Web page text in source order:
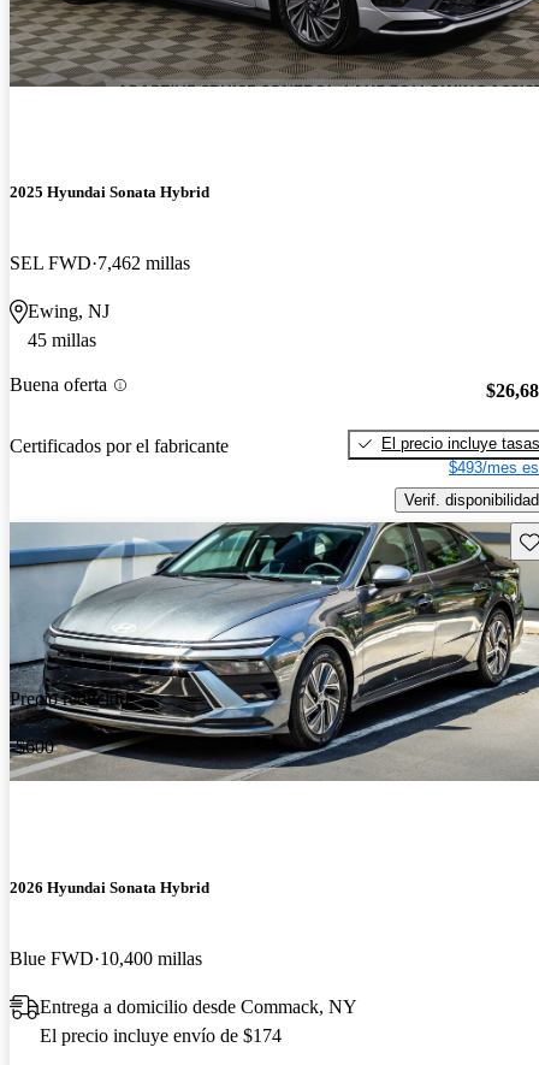
2025 Hyundai Sonata Hybrid
SEL FWD 7,462 millas
Ewing, NJ
45 millas
Buena oferta
Certificados por el fabricante
El precio incluye tasas
$493/mes
Verif. disponibilidad
Precio reducido
-$600
2026 Hyundai Sonata Hybrid
Blue FWD 10,400 millas
Entrega a domicilio desde Commack, NY
El precio incluye envío de $174